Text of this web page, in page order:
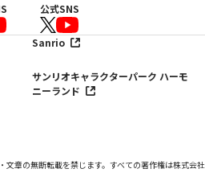
公式SNS
Sanrio
サンリオキャラクターパーク ハーモ
ニーランド
文章の無断転載を禁じます。すべての著作権は株式会社